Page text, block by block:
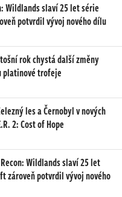
Wildlands slaví 25 let série
potvrdil vývoj nového dílu
rok chystá další změny
platinové trofeje
les a Černobyl v nových
2: Cost of Hope
Wildlands slaví 25 let
zároveň potvrdil vývoj nového